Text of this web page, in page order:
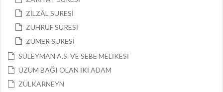
ZİLZÂL SURESİ
ZUHRUF SURESİ
ZÜMER SURESİ
SÜLEYMAN A.S. VE SEBE MELİKESİ
ÜZÜM BAĞI OLAN İKİ ADAM
ZÜLKARNEYN